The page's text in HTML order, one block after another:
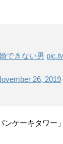
できない男
26, 2019
ケーキタワー